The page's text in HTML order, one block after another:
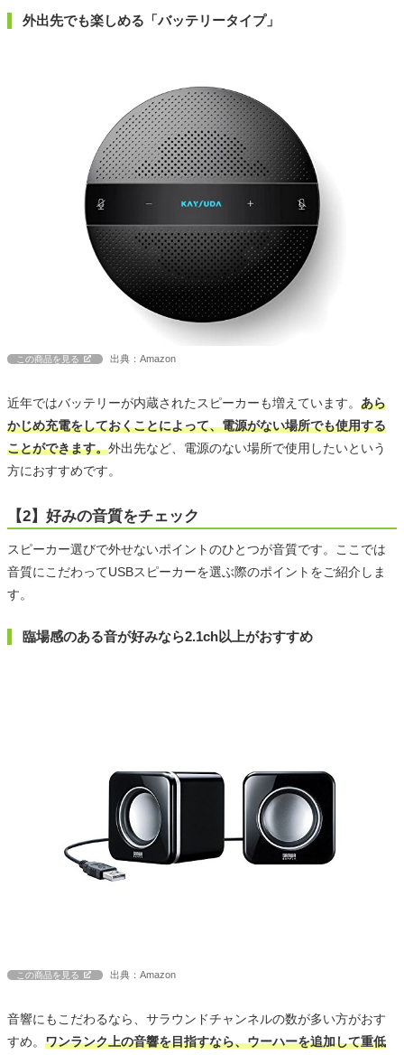
外出先でも楽しめる「バッテリータイプ」
この商品を見る 出典：Amazon
近年ではバッテリーが内蔵されたスピーカーも増えています。 あら
かじめ充電をしておくことによって、電源がない場所でも使用する
ことができます。外出先など、電源のない場所で使用したいという
方におすすめです。
【2】好みの音質をチェック
スピーカー選びで外せないポイントのひとつが音質です。ここでは
音質にこだわってUSBスピーカーを選ぶ際のポイントをご紹介しま
す。
臨場感のある音が好みなら2.1ch以上がおすすめ
この商品を見る 出典：Amazon
音響にもこだわるなら、サラウンドチャンネルの数が多い方がおす
すめ。 ワンランク上の音響を目指すなら、ウーハーを追加して重低